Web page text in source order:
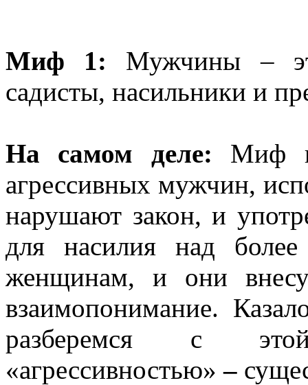
Миф 1: Мужчины –
садисты, насильники и
На самом деле: Миф
агрессивных мужчин,
нарушают закон, и
для насилия над
женщинам, и они
взаимопонимание.
разберемся с
«агрессивностью»–